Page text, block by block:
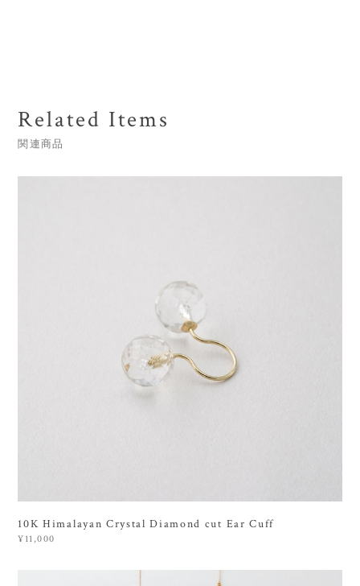
Related Items
関連商品
10K Himalayan Crystal Diamond cut Ear Cuff
¥11,000